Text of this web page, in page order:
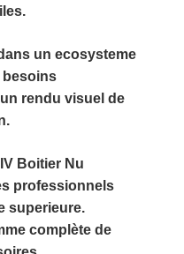
un ecosysteme
besoins
rendu visuel de
Boitier Nu
professionnels
superieure.
complète de